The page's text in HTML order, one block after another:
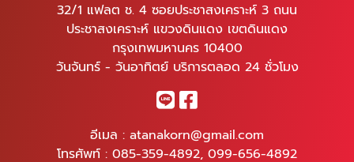
32/1 แฟลต ช. 4 ซอยประชาสงเคราะห์ 3 ถนน
ประชาสงเคราะห์ แขวงดินแดง เขตดินแดง
กรุงเทพมหานคร 10400
วันจันทร์ - วันอาทิตย์ บริการตลอด 24 ชั่วโมง
อีเมล : atanakorn@gmail.com
โทรศัพท์ : 085-359-4892, 099-656-4892